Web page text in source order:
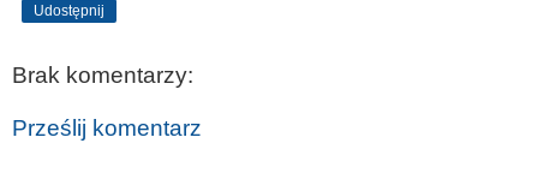
Udostępnij
Brak komentarzy:
Prześlij komentarz